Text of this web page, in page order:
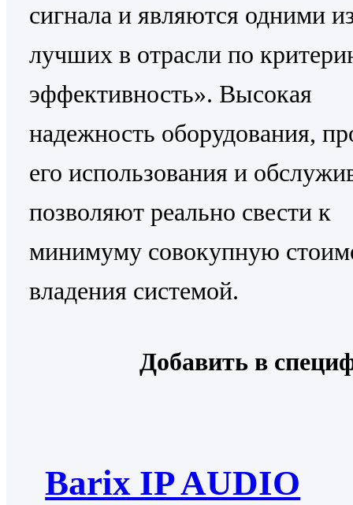
сигнала и являются одними
лучших в отрасли по
эффективность». Высокая
надежность оборудования,
его использования и
позволяют реально свести к
минимуму совокупную
владения системой.
Barix IP AUDIO
Добавить в